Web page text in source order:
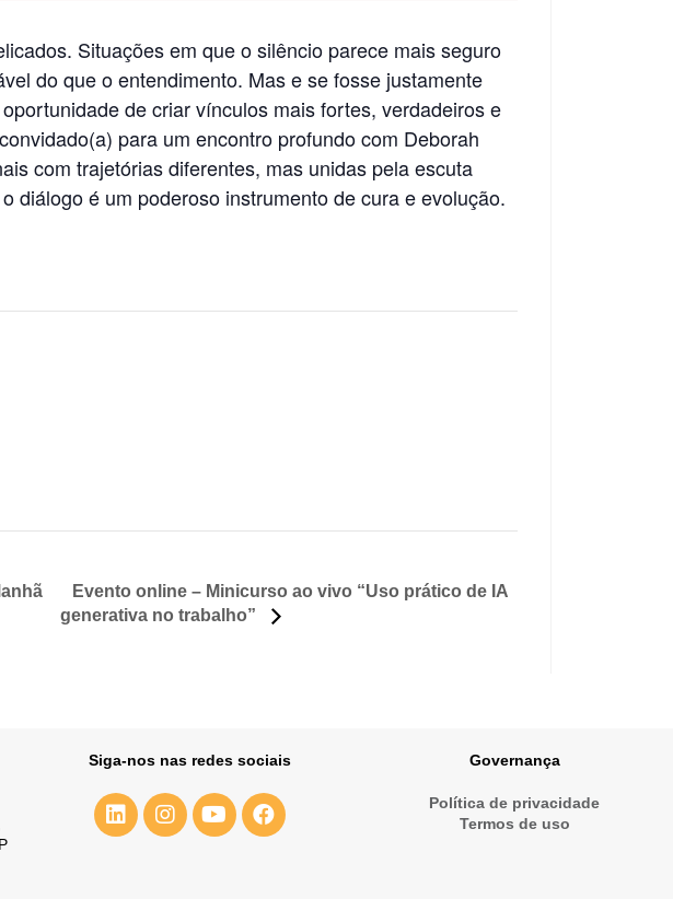
Situações em que o silêncio parece mais seguro
do que o entendimento. Mas e se fosse justamente
de criar vínculos mais fortes, verdadeiros e
para um encontro profundo com Deborah
com trajetórias diferentes, mas unidas pela escuta
diálogo é um poderoso instrumento de cura e evolução.
Evento online – Minicurso ao vivo “Uso prático de IA
generativa no trabalho”
Siga-nos nas redes sociais Governança
Política de privacidade
Termos de uso